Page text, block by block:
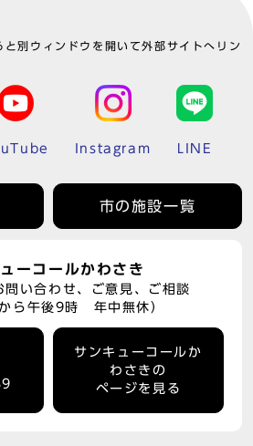
別ウィンドウを開いて外部サイトへリン
Instagram LINE
市の施設一覧
ーコールかわさき
問い合わせ、ご意見、ご相談
から午後9時 年中無休）
サンキューコールか
わさきの
ページを見る